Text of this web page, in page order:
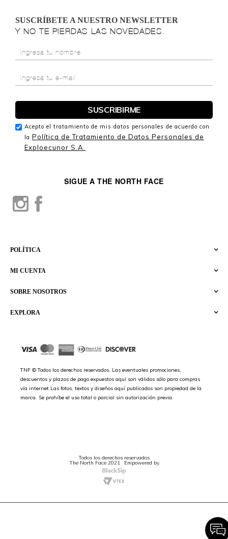
EXPLORA
SOBRE NOSOTROS
MI CUENTA
POLÍTICA
SIGUE A THE NORTH FACE
TNF © Todos los derechos reservados. Las eventuales promociones,
descuentos y plazos de pago expuestos aquí son válidos sólo para compras
vía internet.Las fotos, textos y diseños aquí publicados son propiedad de la
marca. Se prohíbe el uso total o parcial sin autorización previa.
SUSCRÍBETE A NUESTRO NEWSLETTER
Y NO TE PIERDAS LAS NOVEDADES.
Acepto el tratamiento de mis datos personales de acuerdo con
la Política de Tratamiento de Datos Personales de
Exploecunor S.A.
Todos los derechos reservados
The North Face 2021 Empowered by